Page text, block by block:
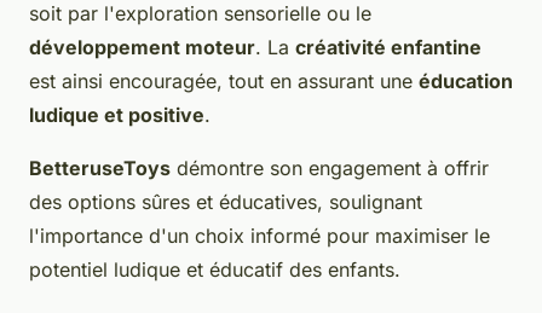
soit par l'exploration sensorielle ou le
développement moteur. La créativité enfantine
est ainsi encouragée, tout en assurant une éducation
ludique et positive.
BetteruseToys démontre son engagement à offrir
des options sûres et éducatives, soulignant
l'importance d'un choix informé pour maximiser le
potentiel ludique et éducatif des enfants.